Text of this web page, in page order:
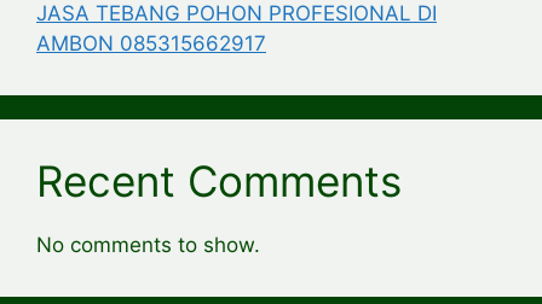
JASA TEBANG POHON PROFESIONAL DI
AMBON 085315662917
Recent Comments
No comments to show.